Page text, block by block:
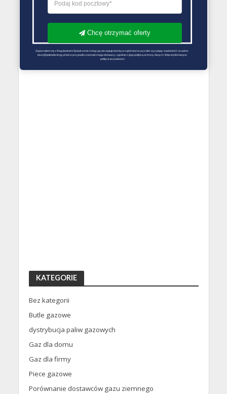
KATEGORIE
Bez kategorii
Butle gazowe
dystrybucja paliw gazowych
Gaz dla domu
Gaz dla firmy
Piece gazowe
Porównanie dostawców gazu ziemnego
Chcę otrzymać oferty
Zapoznałem się z Regulaminem Świadczenie Usług i go akceptuję Każdą ze zgód można wycofać wysyłając wiadomość na adres
biuro@optimalenergy.pl lub w przypadku zewnętrznego dostawcy, zgodnie z jego polityką ochrony danych. Więcej informacji w
polityce prywatności